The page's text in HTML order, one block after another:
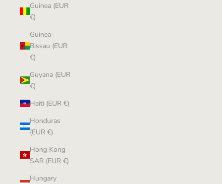
Guinea (EUR
€)
Guinea-
Bissau (EUR
€)
Guyana (EUR
€)
Haiti (EUR €)
Honduras
(EUR €)
Hong Kong
SAR (EUR €)
Hungary